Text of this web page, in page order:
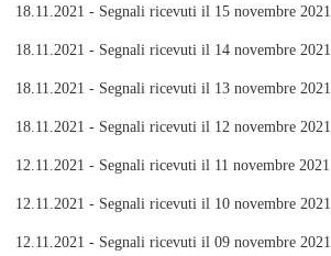
18.11.2021 - Segnali ricevuti il 15 novembre 2021
18.11.2021 - Segnali ricevuti il 14 novembre 2021
18.11.2021 - Segnali ricevuti il 13 novembre 2021
18.11.2021 - Segnali ricevuti il 12 novembre 2021
12.11.2021 - Segnali ricevuti il 11 novembre 2021
12.11.2021 - Segnali ricevuti il 10 novembre 2021
12.11.2021 - Segnali ricevuti il 09 novembre 2021